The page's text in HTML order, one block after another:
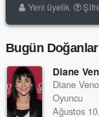
Yeni üyelik
Bugün Doğanlar
Diane
Diane
Oyuncu
Ağustos